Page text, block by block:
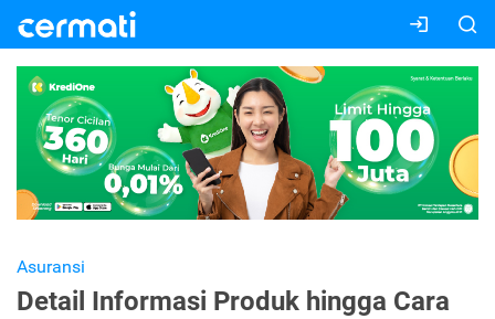
Asuransi
Detail Informasi Produk hingga Cara